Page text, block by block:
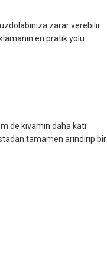
zarar verebilir
en pratik yolu
de kıvamın daha katı
tamamen arındırıp bir